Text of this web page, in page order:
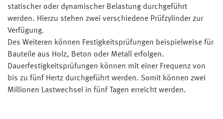
statischer oder dynamischer Belastung durchgeführt
werden. Hierzu stehen zwei verschiedene Prüfzylinder zur
Verfügung.
Des Weiteren können Festigkeitsprüfungen beispielweise für
Bauteile aus Holz, Beton oder Metall erfolgen.
Dauerfestigkeitsprüfungen können mit einer Frequenz von
bis zu fünf Hertz durchgeführt werden. Somit können zwei
Millionen Lastwechsel in fünf Tagen erreicht werden.